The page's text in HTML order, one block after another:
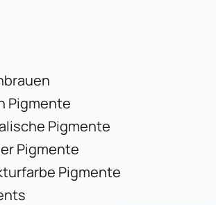
Pigmente
Pigmente
Pigmente
Pigmente